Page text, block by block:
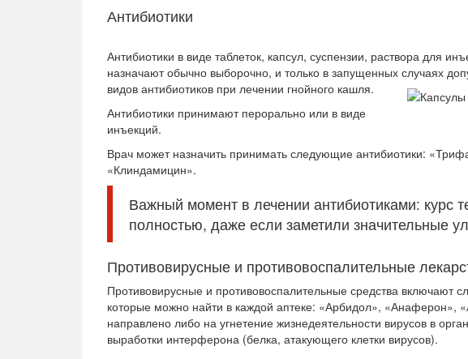
Антибиотики
Антибиотики в виде таблеток, капсул, суспензии, раствора для
назначают обычно выборочно, и только в запущенных случаях
видов антибиотиков при лечении гнойного кашля.
Антибиотики принимают перорально или в виде
инъекций.
Врач может назначить принимать следующие антибиотики:
«Клиндамицин».
Важный момент в лечении антибиотиками: курс
полностью, даже если заметили значительные
Противовирусные и противовоспалительные
Противовирусные и противовоспалительные средства включают
которые можно найти в каждой аптеке: «Арбидол», «Анаферон»,
направлено либо на угнетение жизнедеятельности вирусов в
выработки интерферона (белка, атакующего клетки вирусов).